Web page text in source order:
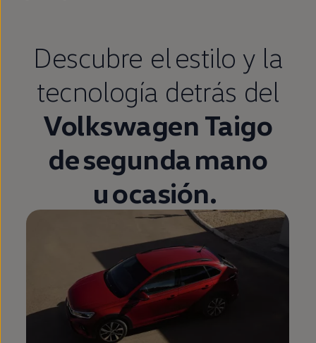
Descubre el estilo y la
tecnología detrás del
Volkswagen Taigo
desegundamano
u ocasión.